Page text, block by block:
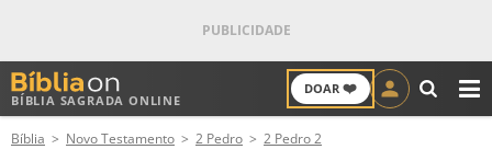
BÍBLIA SAGRADA ONLINE
DOAR ❤️
ANTIGO TESTAMENTO
Bíblia Novo Testamento 2 Pedro 2 Pedro 2